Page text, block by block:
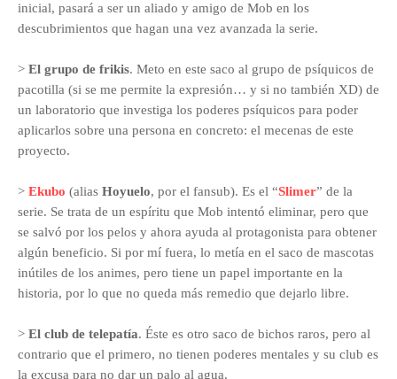
inicial, pasará a ser un aliado y amigo de Mob en los
descubrimientos que hagan una vez avanzada la serie.
> El grupo de frikis. Meto en este saco al grupo de psíquicos de
pacotilla (si se me permite la expresión… y si no también XD) de
un laboratorio que investiga los poderes psíquicos para poder
aplicarlos sobre una persona en concreto: el mecenas de este
proyecto.
> Ekubo (alias Hoyuelo, por el fansub). Es el “Slimer” de la
serie. Se trata de un espíritu que Mob intentó eliminar, pero que
se salvó por los pelos y ahora ayuda al protagonista para obtener
algún beneficio. Si por mí fuera, lo metía en el saco de mascotas
inútiles de los animes, pero tiene un papel importante en la
historia, por lo que no queda más remedio que dejarlo libre.
> El club de telepatía. Éste es otro saco de bichos raros, pero al
contrario que el primero, no tienen poderes mentales y su club es
la excusa para no dar un palo al agua.